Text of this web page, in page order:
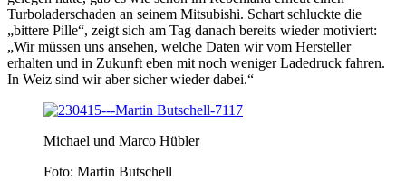
Turboladerschaden an seinem Mitsubishi. Schart schluckte die
„bittere Pille“, zeigt sich am Tag danach bereits wieder motiviert:
„Wir müssen uns ansehen, welche Daten wir vom Hersteller
erhalten und in Zukunft eben mit noch weniger Ladedruck fahren.
In Weiz sind wir aber sicher wieder dabei.“
Michael und Marco Hübler
Foto: Martin Butschell